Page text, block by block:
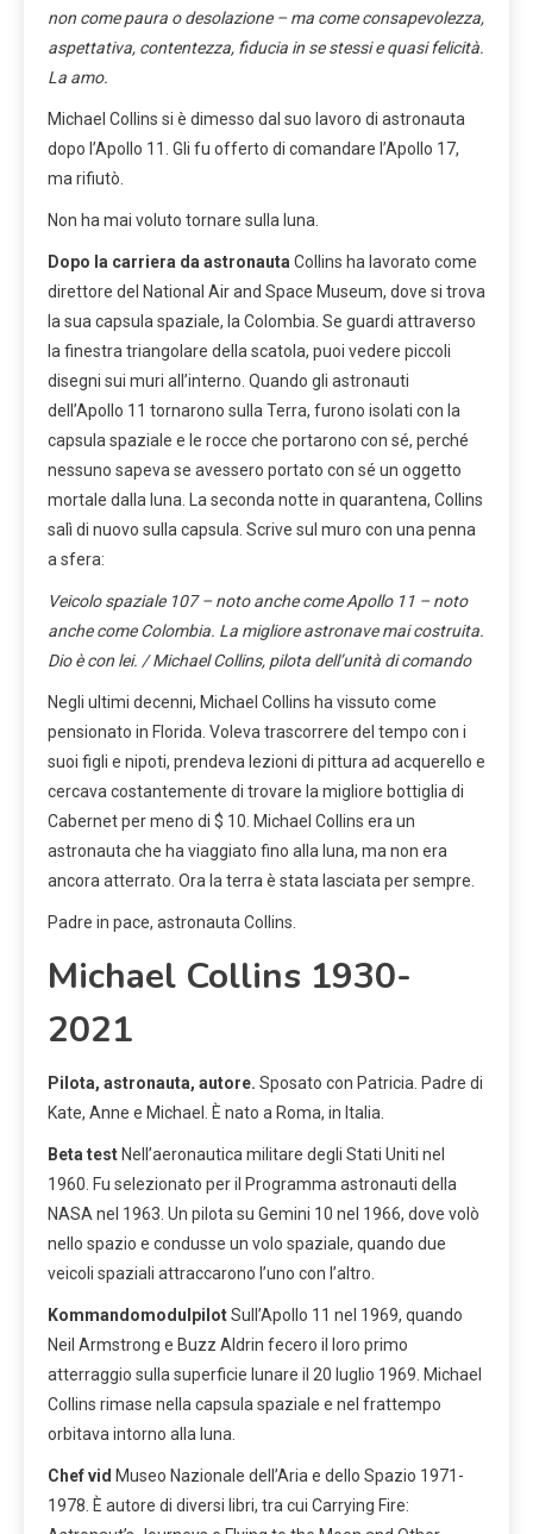
non come paura o desolazione – ma come consapevolezza,
aspettativa, contentezza, fiducia in se stessi e quasi felicità.
La amo.
Michael Collins si è dimesso dal suo lavoro di astronauta
dopo l’Apollo 11. Gli fu offerto di comandare l’Apollo 17,
ma rifiutò.
Non ha mai voluto tornare sulla luna.
Dopo la carriera da astronautaCollins ha lavorato come
direttore del National Air and Space Museum, dove si trova
la sua capsula spaziale, la Colombia. Se guardi attraverso
la finestra triangolare della scatola, puoi vedere piccoli
disegni sui muri all’interno. Quando gli astronauti
dell’Apollo 11 tornarono sulla Terra, furono isolati con la
capsula spaziale e le rocce che portarono con sé, perché
nessuno sapeva se avessero portato con sé un oggetto
mortale dalla luna. La seconda notte in quarantena, Collins
salì di nuovo sulla capsula. Scrive sul muro con una penna
a sfera:
Veicolo spaziale 107 – noto anche come Apollo 11 – noto
anche come Colombia. La migliore astronave mai costruita.
Dio è con lei. / Michael Collins, pilota dell’unità di comando
Negli ultimi decenni, Michael Collins ha vissuto come
pensionato in Florida. Voleva trascorrere del tempo con i
suoi figli e nipoti, prendeva lezioni di pittura ad acquerello e
cercava costantemente di trovare la migliore bottiglia di
Cabernet per meno di $ 10. Michael Collins era un
astronauta che ha viaggiato fino alla luna, ma non era
ancora atterrato. Ora la terra è stata lasciata per sempre.
Padre in pace, astronauta Collins.
Michael Collins 1930-
2021
Pilota, astronauta, autore. Sposato con Patricia. Padre di
Kate, Anne e Michael. È nato a Roma, in Italia.
Beta test Nell’aeronautica militare degli Stati Uniti nel
1960. Fu selezionato per il Programma astronauti della
NASA nel 1963. Un pilota su Gemini 10 nel 1966, dove volò
nello spazio e condusse un volo spaziale, quando due
veicoli spaziali attraccarono l’uno con l’altro.
KommandomodulpilotSull’Apollo 11 nel 1969, quando
Neil Armstrong e Buzz Aldrin fecero il loro primo
atterraggio sulla superficie lunare il 20 luglio 1969. Michael
Collins rimase nella capsula spaziale e nel frattempo
orbitava intorno alla luna.
Chef vid Museo Nazionale dell’Aria e dello Spazio 1971-
1978. È autore di diversi libri, tra cui Carrying Fire: